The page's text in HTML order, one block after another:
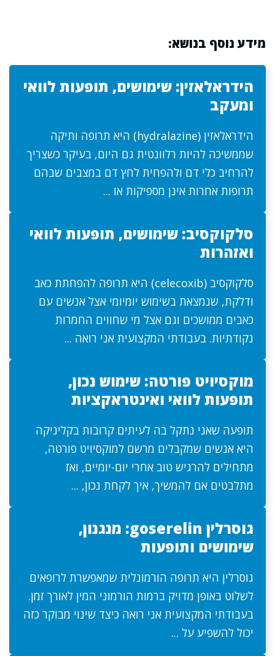
מידע נוסף בנושא:
הידראלאזין: שימושים, תופעות לוואי
ומעקב
הידראלאזין (hydralazine) היא תרופה ותיקה
שממשיכה להיות רלוונטית גם היום, בעיקר כשצריך
להרחיב כלי דם ולהפחית לחץ דם במצבים שבהם
תרופות אחרות אינן מספיקות או ...
סלקוקסיב: שימושים, תופעות לוואי
ואזהרות
סלקוקסיב (celecoxib) היא תרופה להפחתת כאב
ודלקת, שנמצאת בשימוש יומיומי אצל אנשים עם
כאבים ממושכים וגם אצל מי שחווים החמרות
נקודתיות. בעבודתי המקצועית אני רואה ...
מוקסיויט פורטה: שימוש נכון,
תופעות לוואי ואינטראקציות
תופעה שאני נתקל בה לעיתים קרובות בקליניקה
היא אנשים שמקבלים מרשם למוקסיויט פורטה,
מתחילים להרגיש טוב אחרי יום-יומיים, ואז
מתלבטים אם להמשיך, איך לקחת נכון, ...
גוסרלין goserelin: מנגנון,
שימושים ותופעות
גוסרלין היא תרופה הורמונלית שמאפשרת לרופאים
לשלוט באופן מדויק ברמות הורמוני המין לאורך זמן.
בעבודתי המקצועית אני רואה כיצד שינוי מבוקר כזה
יכול להשפיע על ...